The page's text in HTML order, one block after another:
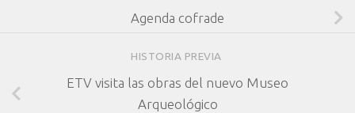
Agenda cofrade
HISTORIA PREVIA
ETV visita las obras del nuevo Museo
Arqueológico